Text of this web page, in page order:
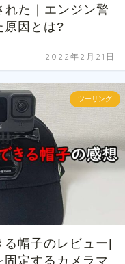
れた｜エンジン警
原因とは?
2022年2月21日
ツーリング
帽子のレビュー|
定するカメラマ